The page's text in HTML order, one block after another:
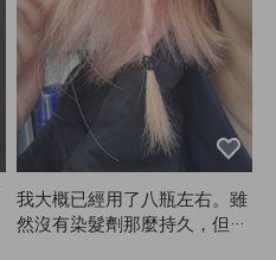
真的有在修復。剛開始用也沒
有立刻變得很絲滑，我只是當
作補充營養和熱保護霜在用，
沒太大期待。結果越用越覺得
頭髮越來越好，真的能感受到
變化。
我大概已經用了八瓶左右。雖
然沒有染髮劑那麼持久，但真